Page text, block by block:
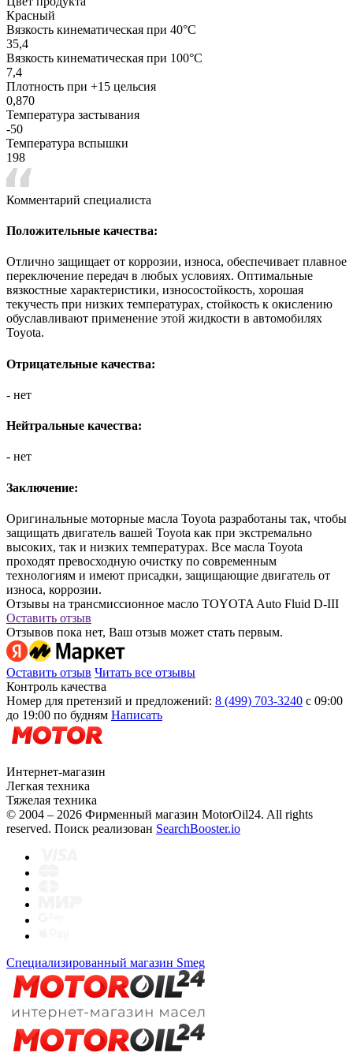
Красный
Вязкость кинематическая при 40°С
35,4
Вязкость кинематическая при 100°С
7,4
Плотность при +15 цельсия
0,870
Температура застывания
-50
Температура вспышки
198
Комментарий специалиста
Положительные качества:
Отлично защищает от коррозии, износа, обеспечивает плавное
переключение передач в любых условиях. Оптимальные
вязкостные характеристики, износостойкость, хорошая
текучесть при низких температурах, стойкость к окислению
обуславливают применение этой жидкости в автомобилях
Toyota.
Отрицательные качества:
- нет
Нейтральные качества:
- нет
Заключение:
Оригинальные моторные масла Toyota разработаны так, чтобы
защищать двигатель вашей Toyota как при экстремально
высоких, так и низких температурах. Все масла Toyota
проходят превосходную очистку по современным
технологиям и имеют присадки, защищающие двигатель от
износа, коррозии.
Отзывы на трансмиссионное масло TOYOTA Auto Fluid D-IIІ
Оставить отзыв
Отзывов пока нет, Ваш отзыв может стать первым.
Оставить отзыв Читать все отзывы
Контроль качества
Номер для претензий и предложений: 8 (499) 703-3240 с 09:00
до 19:00 по будням Написать
Интернет-магазин
Легкая техника
Тяжелая техника
© 2004 – 2026 Фирменный магазин MotorOil24. All rights
reserved. Поиск реализован SearchBooster.io
Специализированный магазин Smeg